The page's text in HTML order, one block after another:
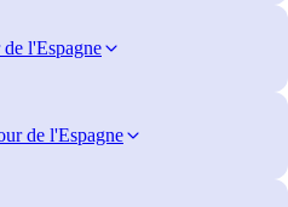
l'Espagne
de l'Espagne